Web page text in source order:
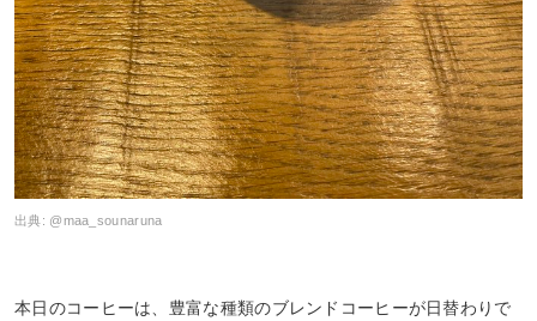
出典: @maa_sounaruna
本日のコーヒーは、豊富な種類のブレンドコーヒーが日替わりで